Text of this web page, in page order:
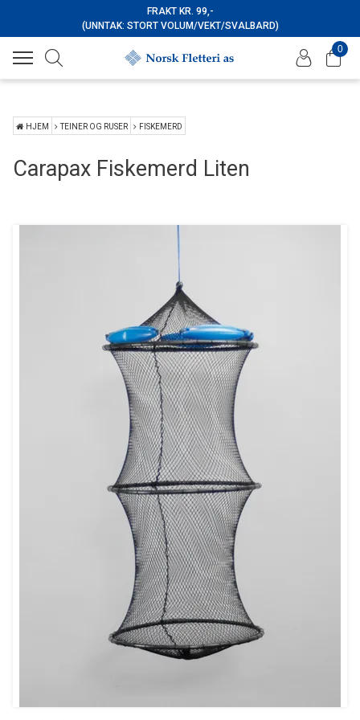
FRAKT KR. 99,-
(UNNTAK: STORT VOLUM/VEKT/SVALBARD)
0
HJEM TEINER OG RUSER FISKEMERD
Carapax Fiskemerd Liten